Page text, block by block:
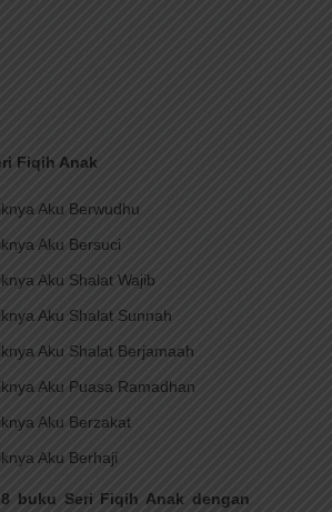
Fiqih Anak
Aku Berwudhu
Aku Bersuci
Aku Shalat Wajib
Aku Shalat Sunnah
Aku Shalat Berjamaah
Aku Puasa Ramadhan
Aku Berzakat
Aku Berhaji
buku Seri Fiqih Anak dengan